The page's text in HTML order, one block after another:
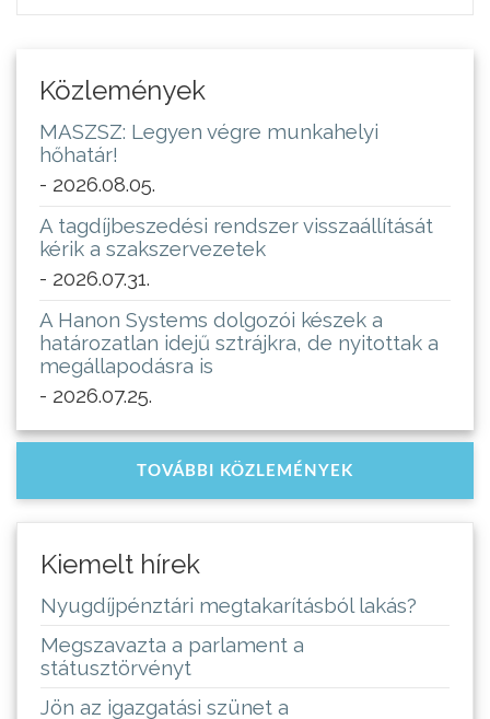
Közlemények
MASZSZ: Legyen végre munkahelyi
hőhatár!
- 2026.08.05.
A tagdíjbeszedési rendszer visszaállítását
kérik a szakszervezetek
- 2026.07.31.
A Hanon Systems dolgozói készek a
határozatlan idejű sztrájkra, de nyitottak a
megállapodásra is
- 2026.07.25.
TOVÁBBI KÖZLEMÉNYEK
Kiemelt hírek
Nyugdíjpénztári megtakarításból lakás?
Megszavazta a parlament a
státusztörvényt
Jön az igazgatási szünet a